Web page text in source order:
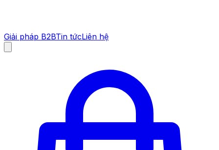
Giải pháp B2BTin tứcLiên hệ